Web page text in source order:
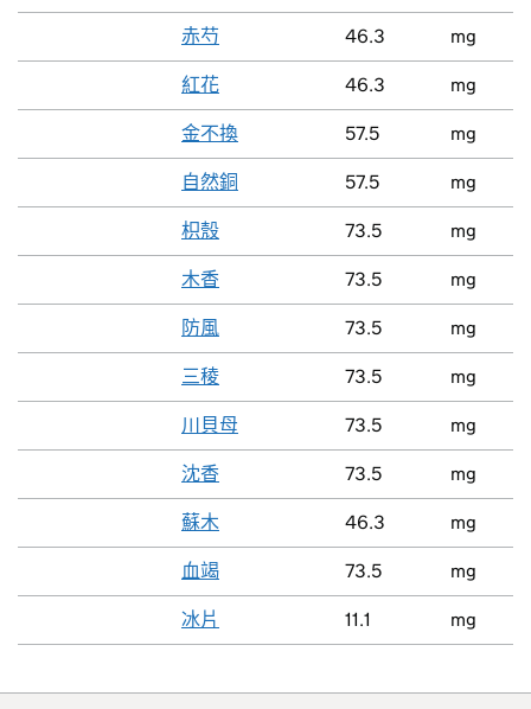
赤芍 46.3 mg
紅花 46.3 mg
金不換 57.5 mg
自然銅 57.5 mg
枳殼 73.5 mg
木香 73.5 mg
防風 73.5 mg
三稜 73.5 mg
川貝母 73.5 mg
沈香 73.5 mg
蘇木 46.3 mg
血竭 73.5 mg
冰片 11.1 mg